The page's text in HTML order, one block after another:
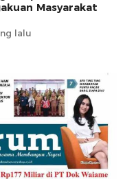
Masyarakat
lalu